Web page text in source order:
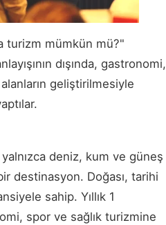
turizm mümkün mü?"
dışında, gastronomi,
geliştirilmesiyle
yalnızca deniz, kum ve güneş
destinasyon. Doğası, tarihi
sahip. Yıllık 1
spor ve sağlık turizmine